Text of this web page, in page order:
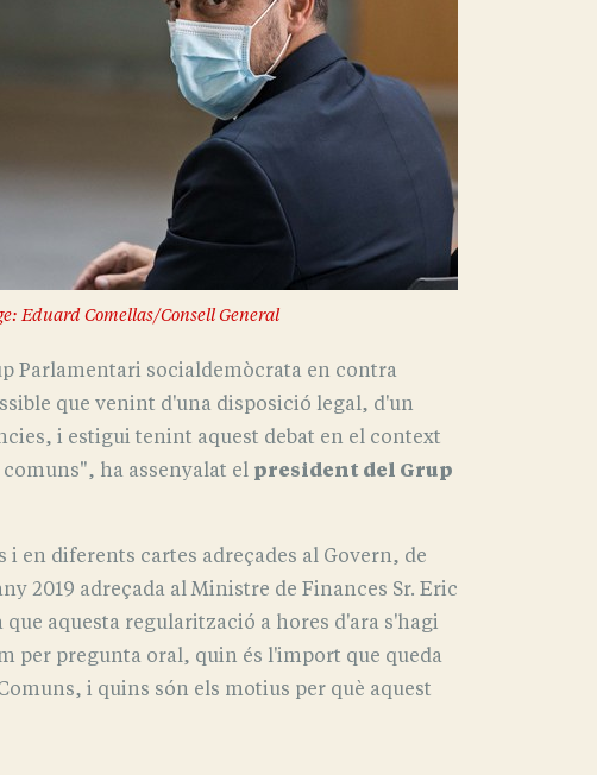
Eduard Comellas/Consell General
Parlamentari socialdemòcrata en contra
que venint d'una disposició legal, d'un
i estigui tenint aquest debat en el context
ha assenyalat el president del Grup
en diferents cartes adreçades al Govern, de
2019 adreçada al Ministre de Finances Sr. Eric
aquesta regularització a hores d'ara s'hagi
per pregunta oral, quin és l'import que queda
i quins són els motius per què aquest